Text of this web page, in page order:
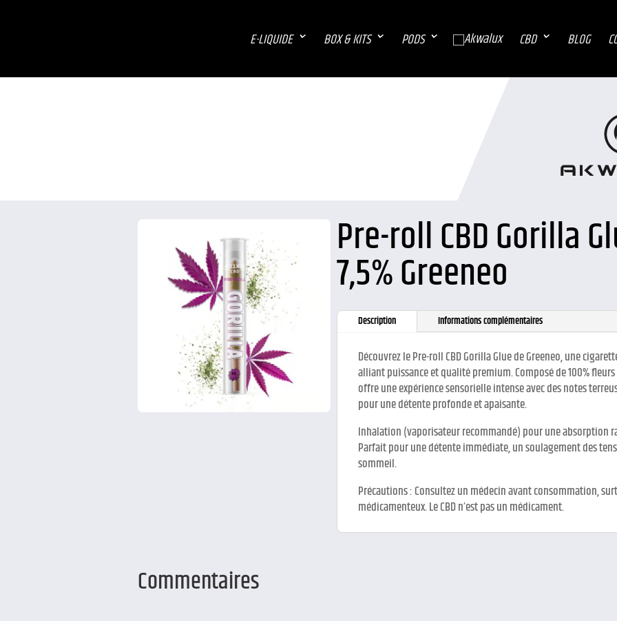
E-LIQUIDE BOX & KITS PODS CBD BLOG
Pre-roll CBD Gorilla
7,5% Greeneo
Description Informations complémentaires
Découvrez le Pre-roll CBD Gorilla Glue de Greeneo, une
alliant puissance et qualité premium. Composé de 100%
offre une expérience sensorielle intense avec des notes
pour une détente profonde et apaisante.
Inhalation (vaporisateur recommandé) pour une absorption
Parfait pour une détente immédiate, un soulagement des
sommeil.
Précautions : Consultez un médecin avant consommation,
médicamenteux. Le CBD n’est pas un médicament.
Commentaires